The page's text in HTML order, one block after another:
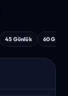
45 Günlük 60